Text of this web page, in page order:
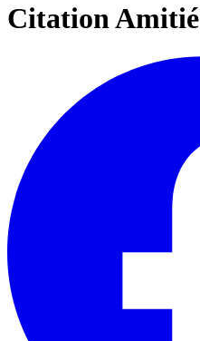
Citation Amitié